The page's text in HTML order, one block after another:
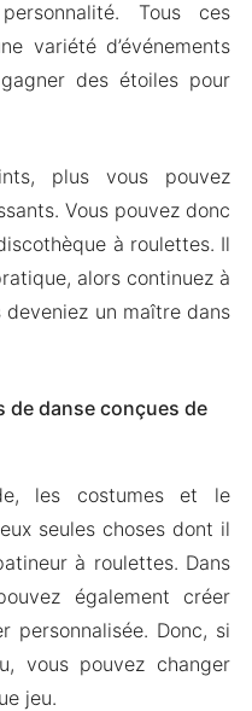
Tous ces
variété d’événements
des étoiles pour
plus vous pouvez
Vous pouvez donc
à roulettes. Il
alors continuez à
deveniez un maître dans
de danse conçues de
les costumes et le
seules choses dont il
à roulettes. Dans
également créer
personnalisée. Donc, si
vous pouvez changer
jeu.